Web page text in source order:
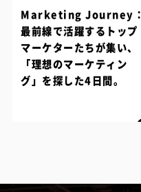
Marketing Journey：
最前線で活躍するトップ
マーケターたちが集い、
「理想のマーケティン
グ」を探した4日間。